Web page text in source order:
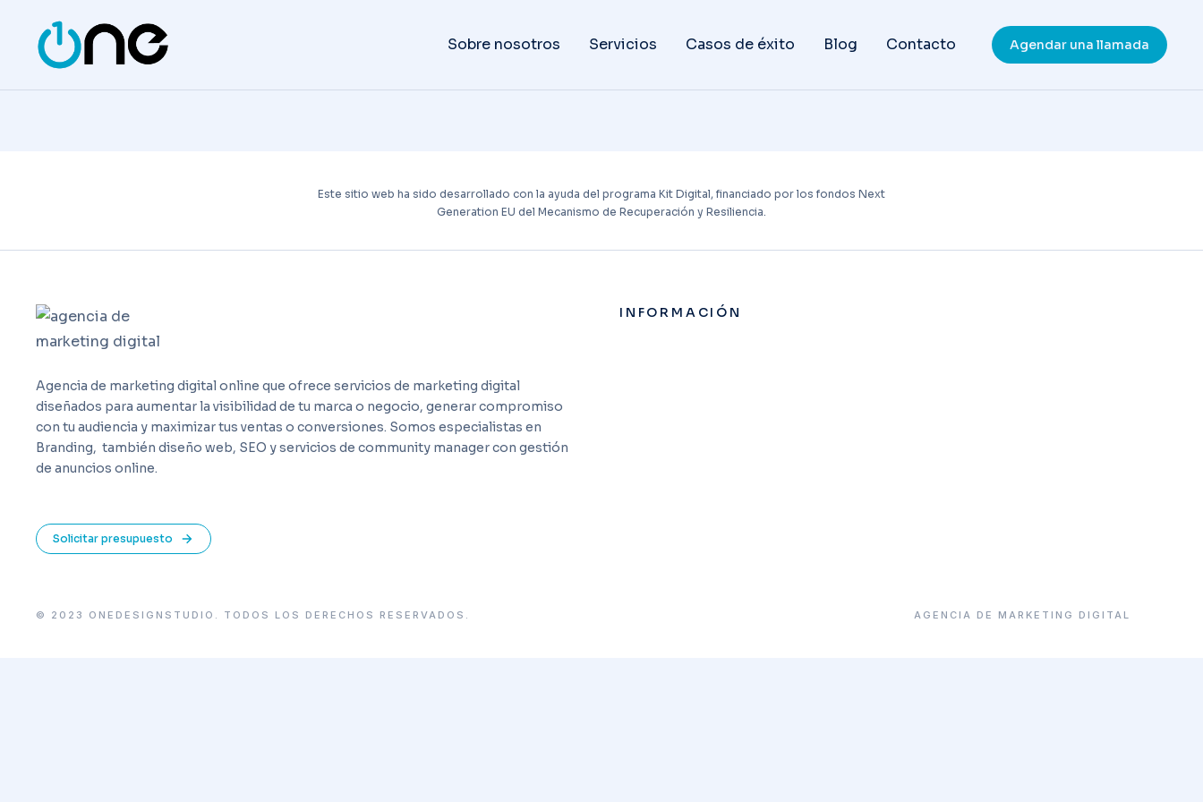
Sobre nosotros Servicios Casos de éxito Blog Contacto Agendar una llamada
Este sitio web ha sido desarrollado con la ayuda del programa Kit Digital, financiado por los fondos Next
Generation EU del Mecanismo de Recuperación y Resiliencia.
Agencia de marketing digital online que ofrece servicios de marketing digital
diseñados para aumentar la visibilidad de tu marca o negocio, generar compromiso
con tu audiencia y maximizar tus ventas o conversiones. Somos especialistas en
Branding, también diseño web, SEO y servicios de community manager con gestión
de anuncios online.
Solicitar presupuesto
INFORMACIÓN
© 2023 ONEDESIGNSTUDIO. TODOS LOS DERECHOS RESERVADOS. AGENCIA DE MARKETING DIGITAL